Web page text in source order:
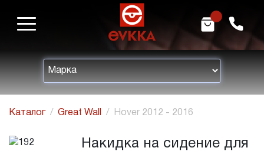
h m
Каталог Great Wall Hover 2012 - 2016
Накидка на сидение для